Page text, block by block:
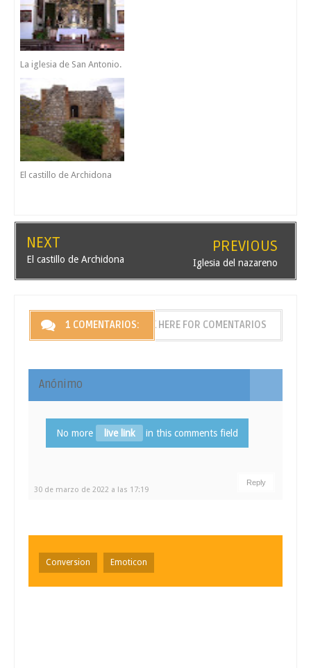
La iglesia de San Antonio.
El castillo de Archidona
NEXT
El castillo de Archidona
PREVIOUS
Iglesia del nazareno
1 COMENTARIOS:CLICK HERE FOR COMENTARIOS
Anónimo
30 de marzo de 2022 a las 17:19
No more live link in this comments field
Reply
Conversion Emoticon